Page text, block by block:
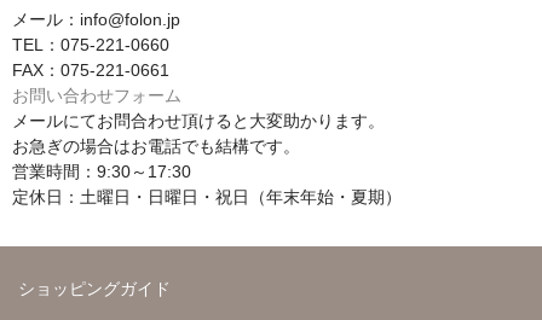
メール：info@folon.jp
TEL：075-221-0660
FAX：075-221-0661
お問い合わせフォーム
メールにてお問合わせ頂けると大変助かります。
お急ぎの場合はお電話でも結構です。
営業時間：9:30～17:30
定休日：土曜日・日曜日・祝日（年末年始・夏期）
ショッピングガイド